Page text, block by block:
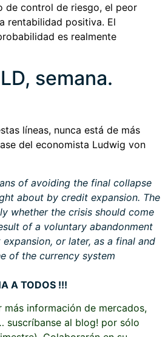
de control de riesgo, el peor
rentabilidad positiva. El
es realmente
semana.
líneas, nunca está de más
del economista Ludwig von
of avoiding the final collapse
about by credit expansion. The
whether the crisis should come
of a voluntary abandonment
or later, as a final and
of the currency system
A TODOS !!!
más información de mercados,
suscríbanse al blog! por sólo